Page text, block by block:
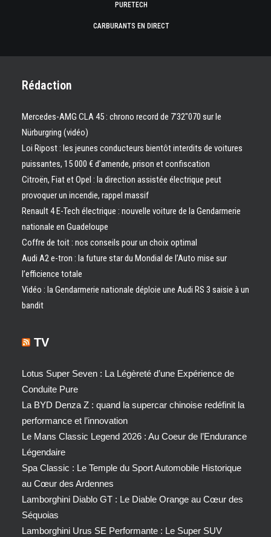
PURETECH
CARBURANTS EN DIRECT
Rédaction
Mercedes-AMG CLA 45 : chrono record de 7’32″070 sur le
Nürburgring (vidéo)
Loi Ripost : les jeunes conducteurs bientôt interdits de voitures
puissantes, 15 000 € d’amende, prison et confiscation
Citroën, Fiat et Opel : la direction assistée électrique peut
provoquer un incendie, rappel massif
Renault 4 E-Tech électrique : nouvelle voiture de la Gendarmerie
nationale en Guadeloupe
Coffre de toit : nos conseils pour un choix optimal
Audi A2 e-tron : la future star du Mondial de l’Auto mise sur
l’efficience totale
Vidéo : la Gendarmerie nationale déploie une Audi RS 3 saisie à un
bandit
TV
Lotus Super Seven : La Légèreté d’une Expérience de
Conduite Pure
La BYD Denza Z : quand la supercar chinoise redéfinit la
performance et l’innovation
Le Mans Classic Legend 2026 : Au Coeur de l’Endurance
Légendaire
Spa Classic : Le Temple du Sport Automobile Historique
au Cœur des Ardennes
Lamborghini Diablo GT : Le Diable Orange au Cœur des
Séquoias
Lamborghini Urus SE Performante : Le Super SUV